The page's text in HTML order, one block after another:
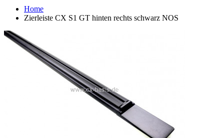
Home
Zierleiste CX S1 GT hinten rechts schwarz NOS